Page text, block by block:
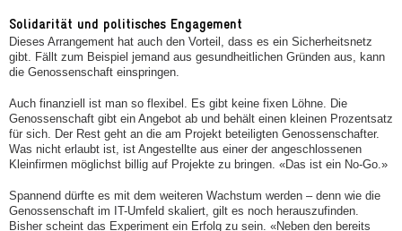
Solidarität und politisches Engagement
Dieses Arrangement hat auch den Vorteil, dass es ein Sicherheitsnetz
gibt. Fällt zum Beispiel jemand aus gesundheitlichen Gründen aus, kann
die Genossenschaft einspringen.
Auch finanziell ist man so flexibel. Es gibt keine fixen Löhne. Die
Genossenschaft gibt ein Angebot ab und behält einen kleinen Prozentsatz
für sich. Der Rest geht an die am Projekt beteiligten Genossenschafter.
Was nicht erlaubt ist, ist Angestellte aus einer der angeschlossenen
Kleinfirmen möglichst billig auf Projekte zu bringen. «Das ist ein No-Go.»
Spannend dürfte es mit dem weiteren Wachstum werden – denn wie die
Genossenschaft im IT-Umfeld skaliert, gilt es noch herauszufinden.
Bisher scheint das Experiment ein Erfolg zu sein. «Neben den bereits